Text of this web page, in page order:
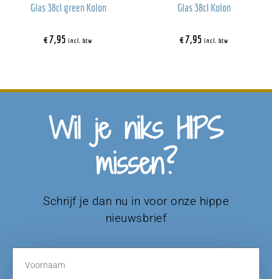
Glas 38cl green Kolon
€7,95 incl. btw
Glas 38cl Kolon
€7,95 incl. btw
Wil je niks HIPS
missen?
Schrijf je dan nu in voor onze hippe
nieuwsbrief